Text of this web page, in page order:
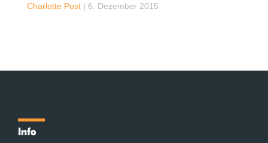
Charlotte Post | 6. Dezember 2015
Info